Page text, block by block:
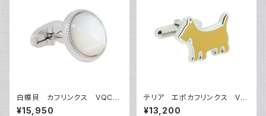
白蝶貝 カフリンクス VQC-1
212A
¥15,950
テリア エポカフリンクス VQ
C-1011
¥13,200